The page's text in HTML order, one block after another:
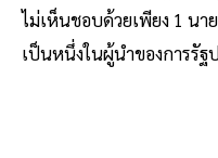
ไม่เห็นชอบด้วยเพียง 1 นา
เป็นหนึ่งในผู้นำของการรั